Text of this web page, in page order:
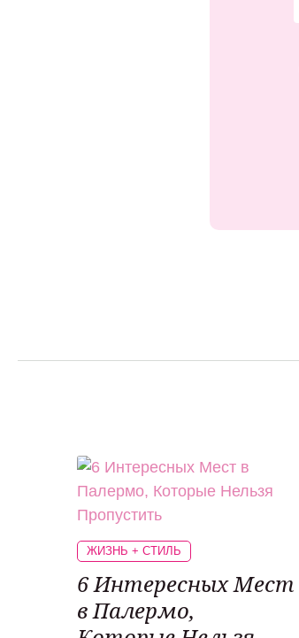
ЖИЗНЬ + СТИЛЬ
6 Интересных Мест
в Палермо,